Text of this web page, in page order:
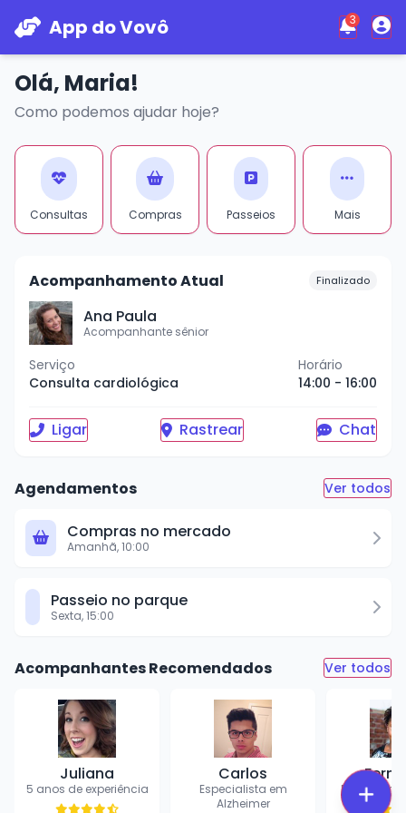
App do Vovô 3
Olá, Maria!
Como podemos ajudar hoje?
Consultas Compras Passeios Mais
Acompanhamento Atual Finalizado
Ana Paula
Acompanhante sênior
Serviço
Consulta cardiológica
Horário
14:00 - 16:00
Ligar Rastrear Chat
Agendamentos Ver todos
Compras no mercado
Amanhã, 10:00
Passeio no parque
Sexta, 15:00
Acompanhantes Recomendados Ver todos
Juliana
5 anos de experiência
Carlos
Especialista em
Alzheimer
Enfermeira